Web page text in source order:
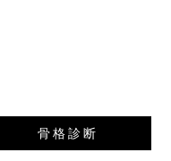
骨格診断